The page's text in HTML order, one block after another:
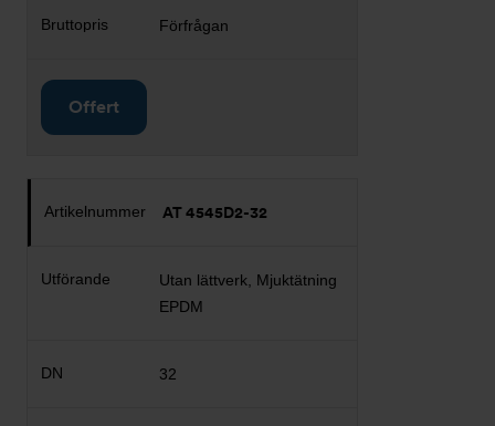
Förfrågan
Offert
AT 4545D2-32
Utan lättverk, Mjuktätning
EPDM
32